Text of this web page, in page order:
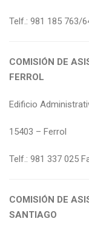
Telf.: 981 185 763/
COMISIÓN DE
FERROL
Edificio
15403 – Ferrol
Telf.: 981 337 025
COMISIÓN DE
SANTIAGO